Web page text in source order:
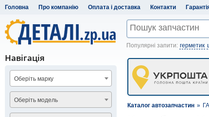
Головна Про компанію Оплата і доставка Контакти
Популярні запити: герметик
Каталог автозапчастин »
Навігація
Оберіть марку
Оберіть модель